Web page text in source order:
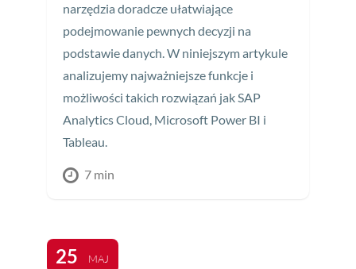
narzędzia doradcze ułatwiające
podejmowanie pewnych decyzji na
podstawie danych. W niniejszym artykule
analizujemy najważniejsze funkcje i
możliwości takich rozwiązań jak SAP
Analytics Cloud, Microsoft Power BI i
Tableau.
7 min
25 MAJ